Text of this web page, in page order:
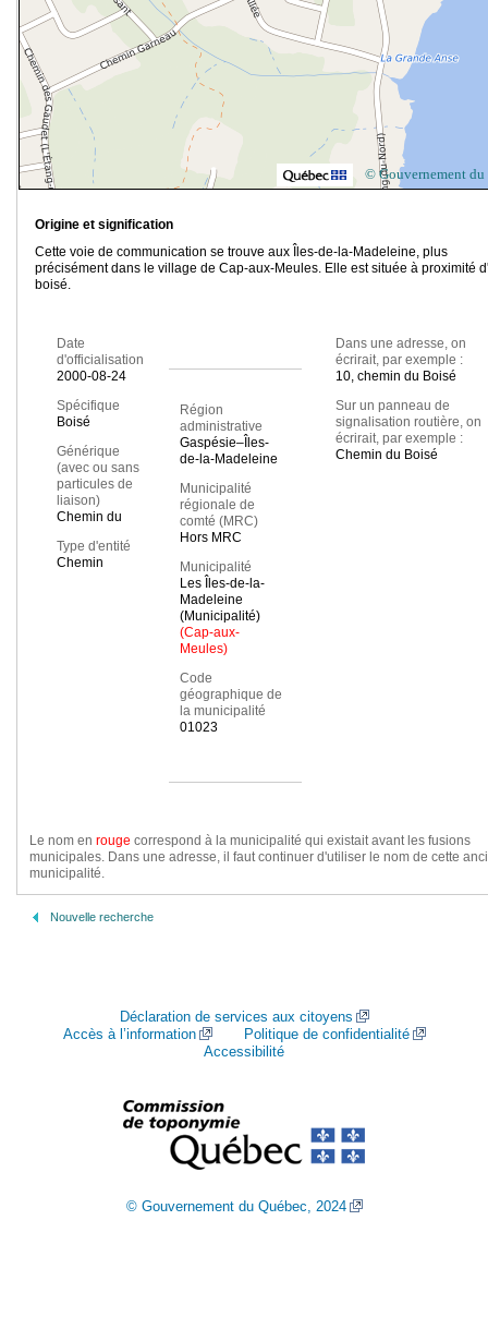
© Gouvernement du
Origine et signification
Cette voie de communication se trouve aux Îles-de-la-Madeleine, plus
précisément dans le village de Cap-aux-Meules. Elle est située à proximité
boisé.
Date
d'officialisation
2000-08-24
Spécifique
Boisé
Générique
(avec ou sans
particules de
liaison)
Chemin du
Type d'entité
Chemin
Région
administrative
Gaspésie–Îles-
de-la-Madeleine
Municipalité
régionale de
comté (MRC)
Hors MRC
Municipalité
Les Îles-de-la-
Madeleine
(Municipalité)
(Cap-aux-
Meules)
Code
géographique de
la municipalité
01023
Dans une adresse, on
écrirait, par exemple :
10, chemin du Boisé
Sur un panneau de
signalisation routière, on
écrirait, par exemple :
Chemin du Boisé
Le nom en rouge correspond à la municipalité qui existait avant les fusions
municipales. Dans une adresse, il faut continuer d'utiliser le nom de cette
municipalité.
Nouvelle recherche
Déclaration de services aux citoyens
Accès à l’information
Politique de confidentialité
Accessibilité
© Gouvernement du Québec, 2024